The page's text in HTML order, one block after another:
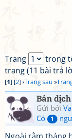
Trang
trong
trang (11 bài trả
[1] [2] ›Trang sau »
Bản
Gửi bởi
Có
1